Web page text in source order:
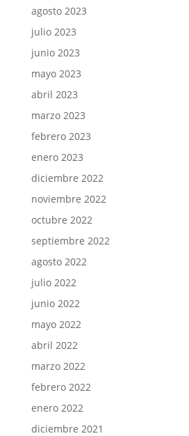
agosto 2023
julio 2023
junio 2023
mayo 2023
abril 2023
marzo 2023
febrero 2023
enero 2023
diciembre 2022
noviembre 2022
octubre 2022
septiembre 2022
agosto 2022
julio 2022
junio 2022
mayo 2022
abril 2022
marzo 2022
febrero 2022
enero 2022
diciembre 2021